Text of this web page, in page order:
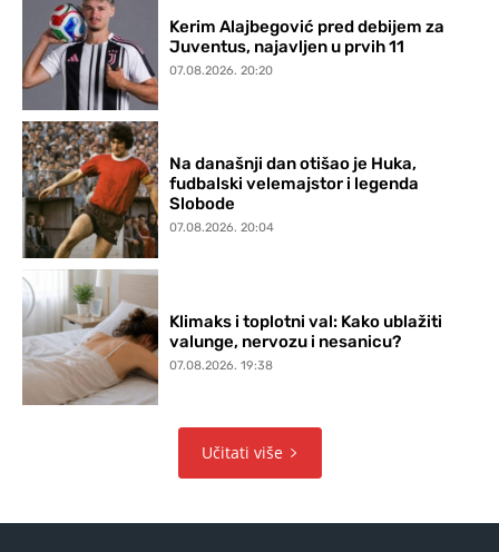
Kerim Alajbegović pred debijem za
Juventus, najavljen u prvih 11
07.08.2026. 20:20
Na današnji dan otišao je Huka,
fudbalski velemajstor i legenda
Slobode
07.08.2026. 20:04
Klimaks i toplotni val: Kako ublažiti
valunge, nervozu i nesanicu?
07.08.2026. 19:38
Učitati više